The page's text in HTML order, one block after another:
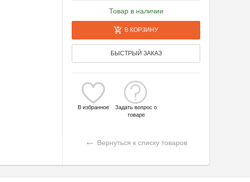
Товар в наличии
В КОРЗИНУ
БЫСТРЫЙ ЗАКАЗ
В избранное
Задать вопрос о
товаре
← Вернуться к списку товаров